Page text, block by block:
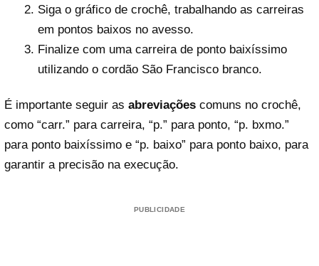
Siga o gráfico de crochê, trabalhando as carreiras
em pontos baixos no avesso.
Finalize com uma carreira de ponto baixíssimo
utilizando o cordão São Francisco branco.
É importante seguir as abreviações comuns no crochê,
como “carr.” para carreira, “p.” para ponto, “p. bxmo.”
para ponto baixíssimo e “p. baixo” para ponto baixo, para
garantir a precisão na execução.
PUBLICIDADE